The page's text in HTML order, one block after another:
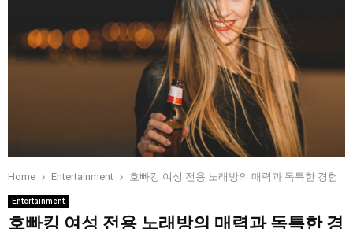
Home Entertainment 호빠킹 여성 전용 노래방의 매력과 독특한 경험
Entertainment